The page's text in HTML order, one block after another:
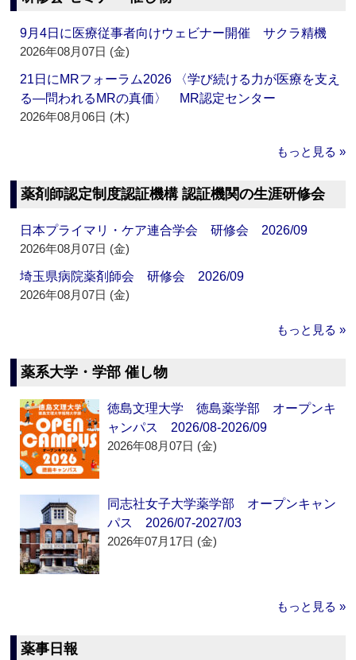
9月4日に医療従事者向けウェビナー開催 サクラ精機
2026年08月07日 (金)
21日にMRフォーラム2026 〈学び続ける力が医療を支え
る―問われるMRの真価〉 MR認定センター
2026年08月06日 (木)
もっと見る »
薬剤師認定制度認証機構 認証機関の生涯研修会
日本プライマリ・ケア連合学会 研修会 2026/09
2026年08月07日 (金)
埼玉県病院薬剤師会 研修会 2026/09
2026年08月07日 (金)
もっと見る »
薬系大学・学部 催し物
徳島文理大学 徳島薬学部 オープンキ
ャンパス 2026/08-2026/09
2026年08月07日 (金)
同志社女子大学薬学部 オープンキャン
パス 2026/07-2027/03
2026年07月17日 (金)
もっと見る »
薬事日報